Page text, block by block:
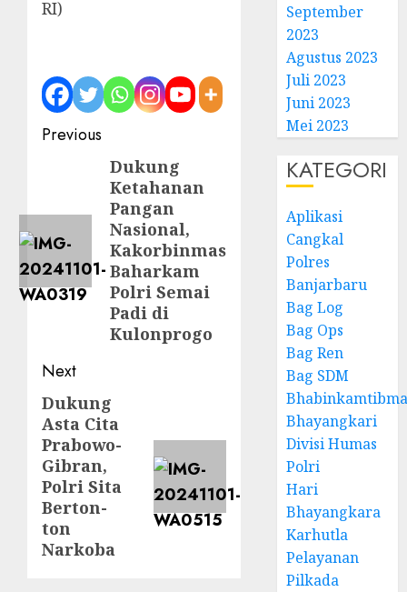
RI)
Previous
Dukung
Ketahanan
Pangan
Nasional,
Kakorbinmas
Baharkam
Polri Semai
Padi di
Kulonprogo
Next
Dukung
Asta Cita
Prabowo-
Gibran,
Polri Sita
Berton-
ton
Narkoba
September
2023
Agustus 2023
Juli 2023
Juni 2023
Mei 2023
KATEGORI
Aplikasi
Cangkal
Polres
Banjarbaru
Bag Log
Bag Ops
Bag Ren
Bag SDM
Bhayangkari
Divisi Humas
Polri
Hari
Bhayangkara
Karhutla
Pelayanan
Pilkada